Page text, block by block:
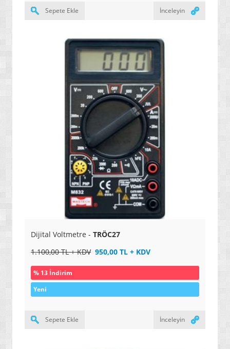
» YENİ NESİL ARAÇLAR / MOTORLAR
» ERKEK SPOR SAATLERİ
» ERKEK PARFÜMLER
» BAYAN ÜRÜNLERİ
» HALI / KİLİM / ETNİK ÜRÜNLERİ
» BALIKÇILIK ÜRÜNLERİ
» TERMAL GİYSİLER
» DRONE VE HELİKOPTERLER
» YENİ NESİL YAZAR KASALAR / POS CİHAZLARI
» BARKOD OKUYUCU VE YAZICILAR
» ALARM VE GÜVENLİK SİSTEMLERİ
» ELEKTRONİK SÖZLÜKLER / BİLİMSEL HESAP
MAKİNELERİ
» TARAMA VE ÖLÇÜM CİHAZLARI
» BALIK BULUCU CİHAZLAR / NAVİGASYONLAR
» YENİ NESİL PROJEKSİYONLAR
Sepete Ekle İnceleyin
Dijital Voltmetre - TRÖC27
1.100,00 TL + KDV 950,00 TL + KDV
% 13 İndirim
Yeni
Sepete Ekle İnceleyin